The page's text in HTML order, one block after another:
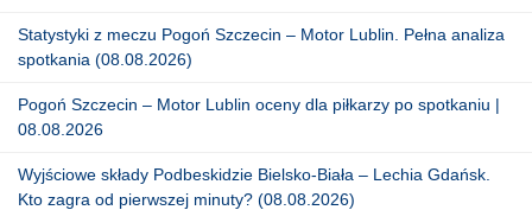
Statystyki z meczu Pogoń Szczecin – Motor Lublin. Pełna analiza
spotkania (08.08.2026)
Pogoń Szczecin – Motor Lublin oceny dla piłkarzy po spotkaniu |
08.08.2026
Wyjściowe składy Podbeskidzie Bielsko-Biała – Lechia Gdańsk.
Kto zagra od pierwszej minuty? (08.08.2026)